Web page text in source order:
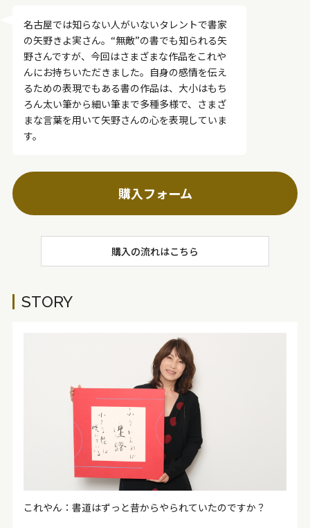
名古屋では知らない人がいないタレントで書家
の矢野きよ実さん。“無敵”の書でも知られる矢
野さんですが、今回はさまざまな作品をこれや
んにお持ちいただきました。自身の感情を伝え
るための表現でもある書の作品は、大小はもち
ろん太い筆から細い筆まで多種多様で、さまざ
まな言葉を用いて矢野さんの心を表現していま
す。
購入フォーム
購入の流れはこちら
STORY
これやん：書道はずっと昔からやられていたのですか？